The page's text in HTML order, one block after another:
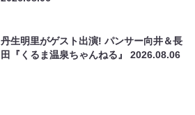
丹生明里がゲスト出演! パンサー向井＆長
田『くるま温泉ちゃんねる』2026.08.06